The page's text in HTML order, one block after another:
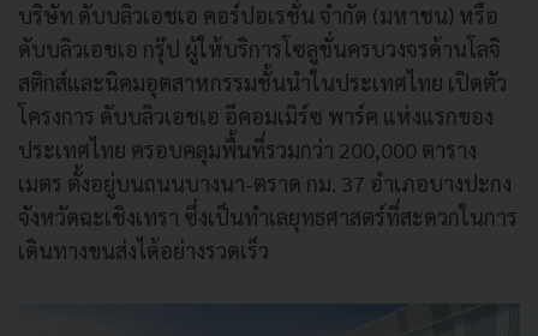
บริษัท ดับบลิวเอชเอ คอร์ปอเรชั่น จำกัด (มหาชน) หรือ
ดับบลิวเอชเอ กรุ๊ป ผู้ให้บริการโซลูชั่นครบวงจรด้านโลจิ
สติกส์และนิคมอุตสาหกรรมชั้นนำในประเทศไทย เปิดตัว
โครงการ ดับบลิวเอชเอ อีคอมเมิร์ซ พาร์ค แห่งแรกของ
ประเทศไทย ครอบคลุมพื้นที่รวมกว่า 200,000 ตาราง
เมตร ตั้งอยู่บนถนนบางนา-ตราด กม. 37 อำเภอบางปะกง
จังหวัดฉะเชิงเทรา ซึ่งเป็นทำเลยุทธศาสตร์ที่สะดวกในการ
เดินทางขนส่งได้อย่างรวดเร็ว